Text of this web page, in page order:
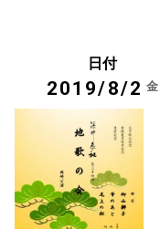
日付
2019/8/2 金